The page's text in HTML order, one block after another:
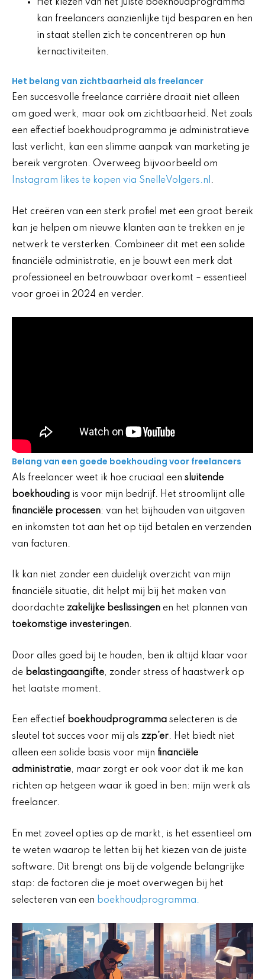
Het kiezen van het juiste boekhoudprogramma
kan freelancers aanzienlijke tijd besparen en hen
in staat stellen zich te concentreren op hun
kernactiviteiten.
Het belang van zichtbaarheid als freelancer
Een succesvolle freelance carrière draait niet alleen
om goed werk, maar ook om zichtbaarheid. Net zoals
een effectief boekhoudprogramma je administratieve
last verlicht, kan een slimme aanpak van marketing je
bereik vergroten. Overweeg bijvoorbeeld om
Instagram likes te kopen via SnelleVolgers.nl.
Het creëren van een sterk profiel met een groot bereik
kan je helpen om nieuwe klanten aan te trekken en je
netwerk te versterken. Combineer dit met een solide
financiële administratie, en je bouwt een merk dat
professioneel en betrouwbaar overkomt – essentieel
voor groei in 2024 en verder.
Belang van een goede boekhouding voor freelancers
Als freelancer weet ik hoe cruciaal een sluitende
boekhouding is voor mijn bedrijf. Het stroomlijnt alle
financiële processen: van het bijhouden van uitgaven
en inkomsten tot aan het op tijd betalen en verzenden
van facturen.
Ik kan niet zonder een duidelijk overzicht van mijn
financiële situatie, dit helpt mij bij het maken van
doordachte zakelijke beslissingen en het plannen van
toekomstige investeringen.
Door alles goed bij te houden, ben ik altijd klaar voor
de belastingaangifte, zonder stress of haastwerk op
het laatste moment.
Een effectief boekhoudprogramma selecteren is de
sleutel tot succes voor mij als zzp’er. Het biedt niet
alleen een solide basis voor mijn financiële
administratie, maar zorgt er ook voor dat ik me kan
richten op hetgeen waar ik goed in ben: mijn werk als
freelancer.
En met zoveel opties op de markt, is het essentieel om
te weten waarop te letten bij het kiezen van de juiste
software. Dit brengt ons bij de volgende belangrijke
stap: de factoren die je moet overwegen bij het
selecteren van een boekhoudprogramma.